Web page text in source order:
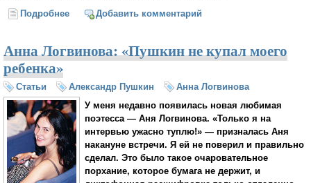
Подробнее о Радостный схимник (Игумен Кирилл (Семенов)
Добавить комментарий
Анна Логвинова: «Пушкин не купал моего
ребенка»
Статьи Александр Пушкин
Анна Логвинова
У меня недавно появилась новая любимая
поэтесса — Аня Логвинова. «Только я на
интервью ужасно туплю!» — призналась Аня
накануне встречи. Я ей не поверил и правильно
сделал. Это было такое очаровательное
порхание, которое бумага не держит, и